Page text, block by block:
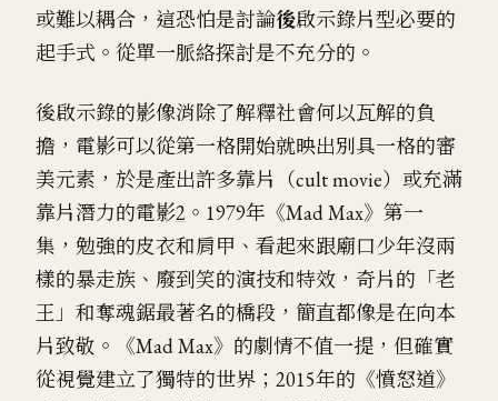
或難以耦合，這恐怕是討論後啟示錄片型必要的
起手式。從單一脈絡探討是不充分的。
後啟示錄的影像消除了解釋社會何以瓦解的負
擔，電影可以從第一格開始就映出別具一格的審
美元素，於是產出許多靠片（cult movie）或充滿
靠片潛力的電影2 。1979年《Mad Max》第一
集，勉強的皮衣和肩甲、看起來跟廟口少年沒兩
樣的暴走族、廢到笑的演技和特效，奇片的「老
王」和奪魂鋸最著名的橋段，簡直都像是在向本
片致敬。《Mad Max》的劇情不值一提，但確實
從視覺建立了獨特的世界；2015年的《憤怒道》